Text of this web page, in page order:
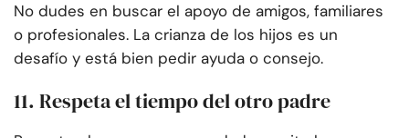
No dudes en buscar el apoyo de amigos, familiares
o profesionales. La crianza de los hijos es un
desafío y está bien pedir ayuda o consejo.
11. Respeta el tiempo del otro padre